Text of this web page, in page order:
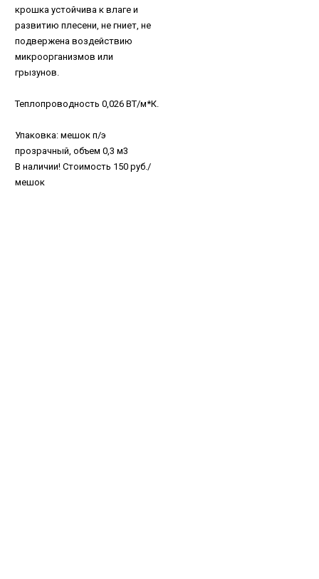
крошка устойчива к влаге и
развитию плесени, не гниет, не
подвержена воздействию
микроорганизмов или
грызунов.
Теплопроводность 0,026 ВТ/м*К.
Упаковка: мешок п/э
прозрачный, объем 0,3 м3
В наличии! Стоимость 150 руб./
мешок